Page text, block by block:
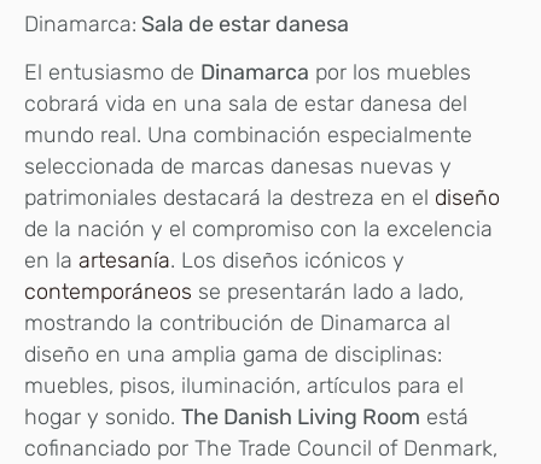
Dinamarca: Sala de estar danesa
El entusiasmo de Dinamarca por los muebles
cobrará vida en una sala de estar danesa del
mundo real. Una combinación especialmente
seleccionada de marcas danesas nuevas y
patrimoniales destacará la destreza en el diseño
de la nación y el compromiso con la excelencia
en la artesanía. Los diseños icónicos y
contemporáneos se presentarán lado a lado,
mostrando la contribución de Dinamarca al
diseño en una amplia gama de disciplinas:
muebles, pisos, iluminación, artículos para el
hogar y sonido. The Danish Living Room está
cofinanciado por The Trade Council of Denmark,